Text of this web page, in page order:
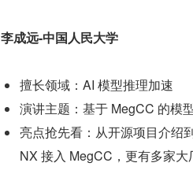
李成远-中国人民大学
擅长领域：AI 模型推理加速
演讲主题：基于 MegCC 的模
亮点抢先看：从开源项目介绍
NX 接入 MegCC，更有多家大